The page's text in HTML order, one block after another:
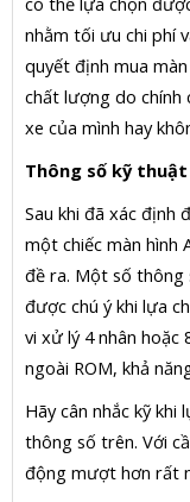
nhằm tối ưu chi phí
quyết định mua
chất lượng do chính
xe của mình hay
Thông số kỹ
Sau khi đã xác định
một chiếc màn hình
đề ra. Một số thông
được chú ý khi lựa
vi xử lý 4 nhân hoặc
ngoài ROM, khả
Hãy cân nhắc kỹ khi
thông số trên. Với
động mượt hơn rất